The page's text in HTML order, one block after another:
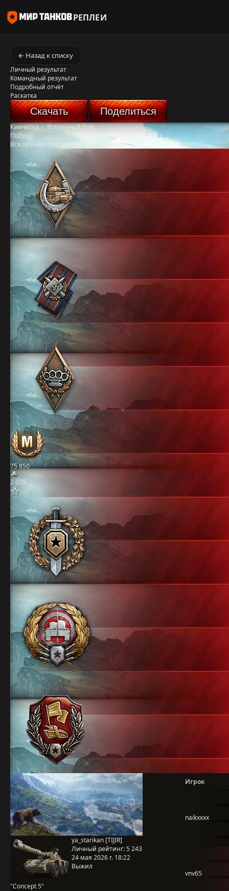
РЕПЛЕИ
← Назад к списку
Личный результат
Командный результат
Подробный отчёт
Раскатка
Скачать Поделиться
Камчатка-Встречный бой
Победа!
Вся техника противника уничтожена
75 850
2 079
"Concept 5"
ya_starikan [TIJIR]
Личный рейтинг:5 243
24 мая 2026 г. 18:22
Выжил
Игрок
naikxxxx
vnv65